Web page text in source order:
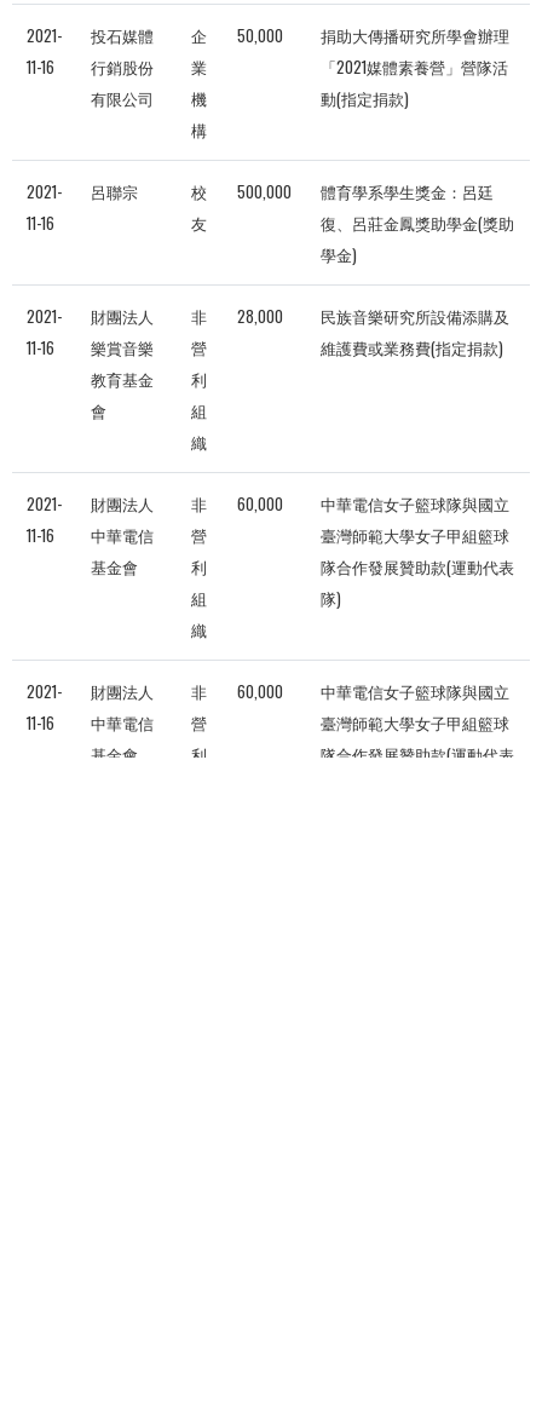
2021-
11-16
投石媒體
行銷股份
有限公司
企
業
機
構
50,000
捐助大傳播研究所學會辦理
「2021媒體素養營」營隊活
動(指定捐款)
2021-
11-16
呂聯宗
校
友
500,000
體育學系學生獎金：呂廷
復、呂莊金鳳獎助學金(獎助
學金)
2021-
11-16
財團法人
樂賞音樂
教育基金
會
非
營
利
組
織
28,000
民族音樂研究所設備添購及
維護費或業務費(指定捐款)
2021-
11-16
財團法人
中華電信
基金會
非
營
利
組
織
60,000
中華電信女子籃球隊與國立
臺灣師範大學女子甲組籃球
隊合作發展贊助款(運動代表
隊)
2021-
11-16
財團法人
中華電信
基金會
非
營
利
60,000
中華電信女子籃球隊與國立
臺灣師範大學女子甲組籃球
隊合作發展贊助款(運動代表